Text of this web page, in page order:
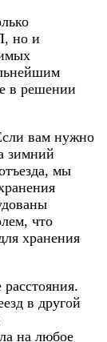
но и
в решении
вам нужно
зимний
мы
что
хранения
.
в другой
на любое